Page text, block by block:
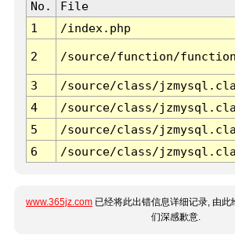
No. File
1
/index.php
2 /source/function/
3 /source/class/
4
/source/class/
5
/source/class/
6
/source/class/
www.365jz.com 已经将此出错信息详细记录, 由
们深感歉意.